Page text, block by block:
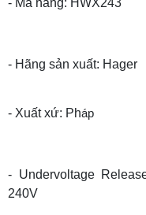
- Hãng sản xuất: Hager
- Xuất xứ: Pháp
- Undervoltage
240V